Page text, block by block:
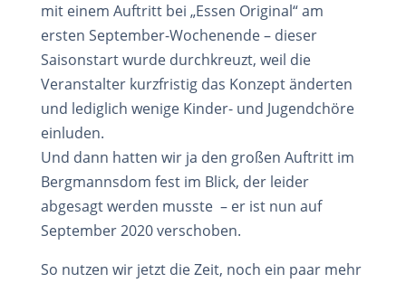
mit einem Auftritt bei „Essen Original“ am
ersten September-Wochenende – dieser
Saisonstart wurde durchkreuzt, weil die
Veranstalter kurzfristig das Konzept änderten
und lediglich wenige Kinder- und Jugendchöre
einluden.
Und dann hatten wir ja den großen Auftritt im
Bergmannsdom fest im Blick, der leider
abgesagt werden musste – er ist nun auf
September 2020 verschoben.
So nutzen wir jetzt die Zeit, noch ein paar mehr